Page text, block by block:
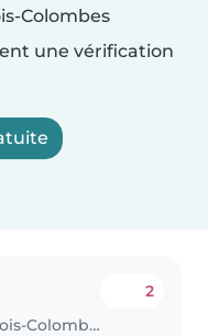
Colombes
une vérification
Babysitter in Bois-Colombes
2